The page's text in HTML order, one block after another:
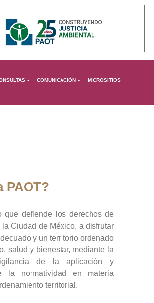
COMUNICACIÓN MICROSITIOS
PAOT?
que defiende los derechos de
la Ciudad de México, a disfrutar
y un territorio ordenado
salud y bienestar, mediante la
de la aplicación y
la normatividad en materia
territorial.